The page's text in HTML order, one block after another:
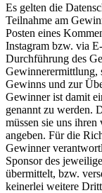
Es gelten die
Teilnahme am
Posten eines
Instagram bzw. via
Durchführung des
Gewinnerermittlung,
Gewinns und zur
Gewinner ist damit
genannt zu werden.
müssen sie uns
angeben. Für die
Gewinner
Sponsor des
übermittelt, bzw.
keinerlei weitere